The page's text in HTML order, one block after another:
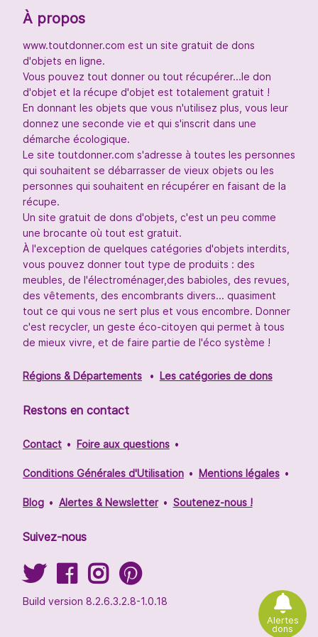
Alertes
dons
À propos
www.toutdonner.com est un site gratuit de dons
d'objets en ligne.
Vous pouvez tout donner ou tout récupérer...le don
d'objet et la récupe d'objet est totalement gratuit !
En donnant les objets que vous n'utilisez plus, vous leur
donnez une seconde vie et qui s'inscrit dans une
démarche écologique.
Le site toutdonner.com s'adresse à toutes les personnes
qui souhaitent se débarrasser de vieux objets ou les
personnes qui souhaitent en récupérer en faisant de la
récupe.
Un site gratuit de dons d'objets, c'est un peu comme
une brocante où tout est gratuit.
À l'exception de quelques catégories d'objets interdits,
vous pouvez donner tout type de produits : des
meubles, de l'électroménager,des babioles, des revues,
des vêtements, des encombrants divers... quasiment
tout ce qui vous ne sert plus et vous encombre. Donner
c'est recycler, un geste éco-citoyen qui permet à tous
de mieux vivre, et de faire partie de l'éco système !
Régions & Départements Les catégories de dons
Restons en contact
Contact Foire aux questions
Conditions Générales d'Utilisation Mentions légales
Blog Alertes & Newsletter Soutenez-nous !
Suivez-nous
Build version 8.2.6.3.2.8-1.0.18